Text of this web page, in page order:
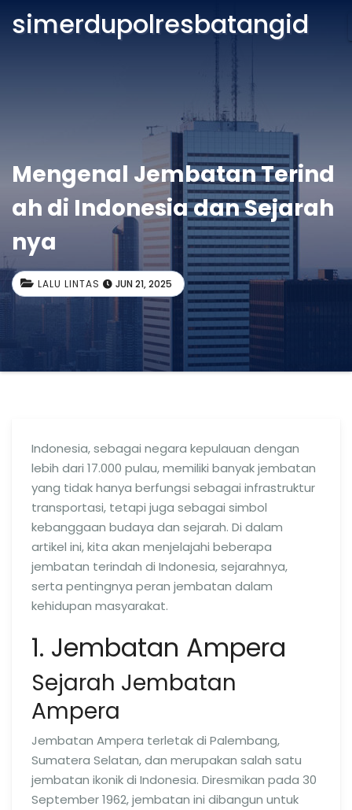
simerdupolresbatangid
Mengenal Jembatan Terind
ah di Indonesia dan Sejarah
nya
LALU LINTAS JUN 21, 2025
Indonesia, sebagai negara kepulauan dengan
lebih dari 17.000 pulau, memiliki banyak jembatan
yang tidak hanya berfungsi sebagai infrastruktur
transportasi, tetapi juga sebagai simbol
kebanggaan budaya dan sejarah. Di dalam
artikel ini, kita akan menjelajahi beberapa
jembatan terindah di Indonesia, sejarahnya,
serta pentingnya peran jembatan dalam
kehidupan masyarakat.
1. Jembatan Ampera
Sejarah Jembatan
Ampera
Jembatan Ampera terletak di Palembang,
Sumatera Selatan, dan merupakan salah satu
jembatan ikonik di Indonesia. Diresmikan pada 30
September 1962, jembatan ini dibangun untuk